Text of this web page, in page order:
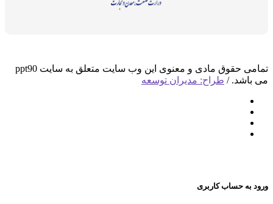
تمامی حقوق مادی و معنوی این وب سایت متعلق به سایت ppt90
/ طراح: مدیران توسعه
حساب کاربری